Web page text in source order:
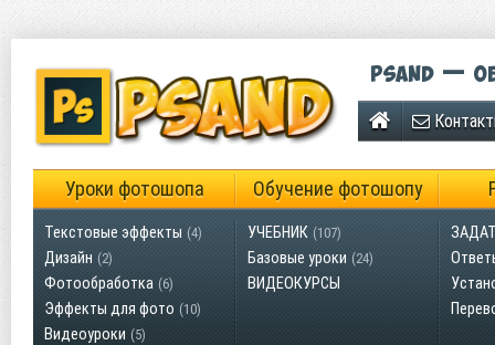
Psand —
Уроки фотошопа Обучение фотошопу
Текстовые эффекты (4)
Дизайн (2)
Фотообработка (6)
Эффекты для фото (10)
Видеоуроки (5)
УЧЕБНИК (107)
Базовые уроки (24)
ВИДЕОКУРСЫ